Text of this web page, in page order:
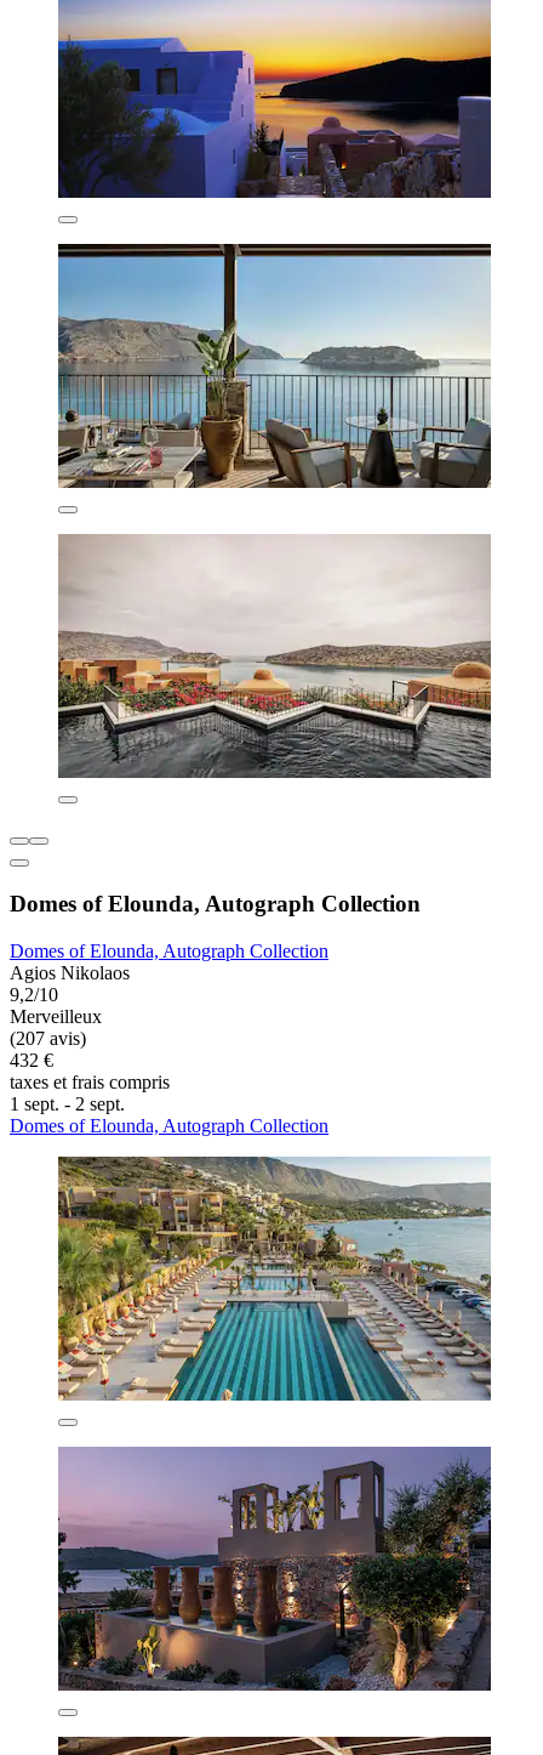
Domes of Elounda, Autograph Collection
Domes of Elounda, Autograph Collection
Agios Nikolaos
9,2/10
Merveilleux
(207 avis)
432 €
taxes et frais compris
1 sept. - 2 sept.
Domes of Elounda, Autograph Collection